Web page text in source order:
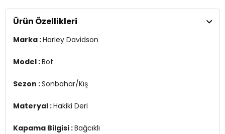
2DK025G100109.7113
Ürün Özellikleri
Marka :Harley Davidson
Model :Bot
Sezon :Sonbahar/Kış
Materyal :Hakiki Deri
Kapama Bilgisi :Bağcıklı